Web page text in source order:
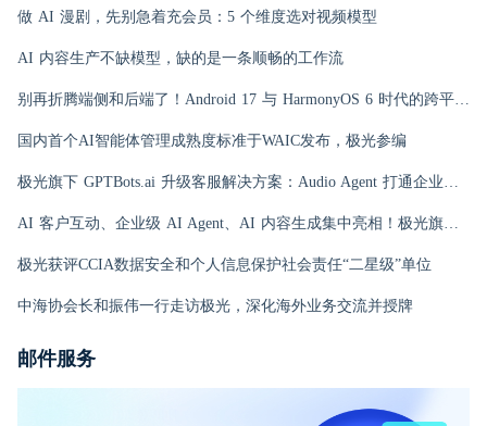
做 AI 漫剧，先别急着充会员：5 个维度选对视频模型
AI 内容生产不缺模型，缺的是一条顺畅的工作流
别再折腾端侧和后端了！Android 17 与 HarmonyOS 6 时代的跨平台推送指南
国内首个AI智能体管理成熟度标准于WAIC发布，极光参编
极光旗下 GPTBots.ai 升级客服解决方案：Audio Agent 打通企业通信线路，LINE 客服插件 2.0 同步上线
AI 客户互动、企业级 AI Agent、AI 内容生成集中亮相！极光旗下EngageLab WAIC 2026 现场回顾
极光获评CCIA数据安全和个人信息保护社会责任“二星级”单位
中海协会长和振伟一行走访极光，深化海外业务交流并授牌
邮件服务